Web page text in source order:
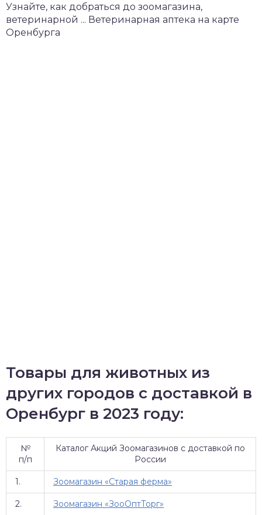
Узнайте, как добраться до зоомагазина,
ветеринарной ... Ветеринарная аптека на карте
Оренбурга
Товары для животных из
других городов с доставкой в
Оренбург в 2023 году:
№
п/п
Каталог Акций Зоомагазинов с доставкой по
России
1. Зоомагазин «Старая ферма»
2. Зоомагазин «ЗооОптТорг»